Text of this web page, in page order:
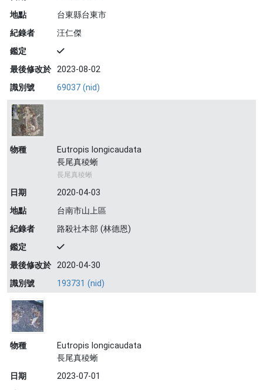
地點
台東縣台東市
紀錄者
汪仁傑
鑑定
最後修改於 2023-08-02
識別號
69037 (nid)
物種
Eutropis longicaudata
長尾真稜蜥
長尾真稜蜥
日期
2020-04-03
地點
台南市山上區
紀錄者
路殺社本部 (林德恩)
鑑定
最後修改於 2020-04-30
識別號
193731 (nid)
物種
Eutropis longicaudata
長尾真稜蜥
日期
2023-07-01